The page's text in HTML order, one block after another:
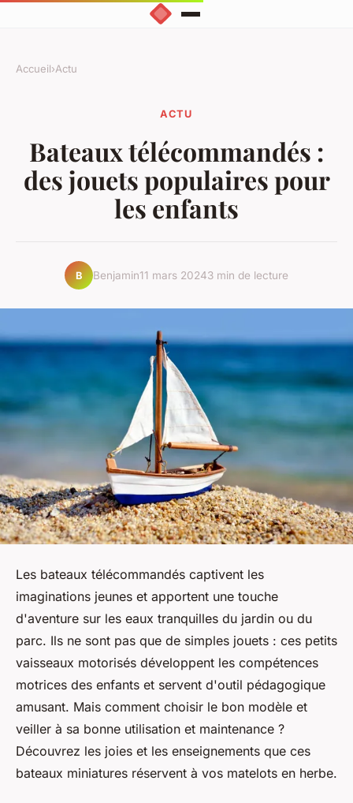
Accueil›Actu
ACTU
Bateaux télécommandés :
des jouets populaires pour
les enfants
B Benjamin11 mars 20243 min de lecture
Les bateaux télécommandés captivent les
imaginations jeunes et apportent une touche
d'aventure sur les eaux tranquilles du jardin ou du
parc. Ils ne sont pas que de simples jouets : ces petits
vaisseaux motorisés développent les compétences
motrices des enfants et servent d'outil pédagogique
amusant. Mais comment choisir le bon modèle et
veiller à sa bonne utilisation et maintenance ?
Découvrez les joies et les enseignements que ces
bateaux miniatures réservent à vos matelots en herbe.